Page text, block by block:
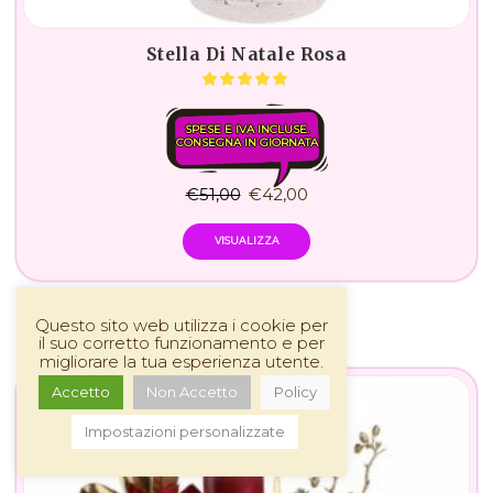
Stella Di Natale Rosa
SPESE E IVA INCLUSE.
CONSEGNA IN GIORNATA
€51,00 €42,00
VISUALIZZA
Questo sito web utilizza i cookie per
il suo corretto funzionamento e per
migliorare la tua esperienza utente.
Accetto Non Accetto Policy
Impostazioni personalizzate